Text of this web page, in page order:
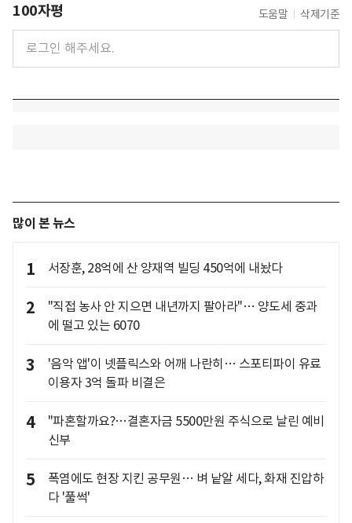
100자평 도움말 삭제기준
많이 본 뉴스
1 서장훈, 28억에 산 양재역 빌딩 450억에 내놨다
2
"직접 농사 안 지으면 내년까지 팔아라"… 양도세 중과
에 떨고 있는 6070
3
'음악 앱'이 넷플릭스와 어깨 나란히… 스포티파이 유료
이용자 3억 돌파 비결은
4
"파혼할까요?…결혼자금 5500만원 주식으로 날린 예비
신부
5
폭염에도 현장 지킨 공무원… 벼 낱알 세다, 화재 진압하
다 '풀썩'